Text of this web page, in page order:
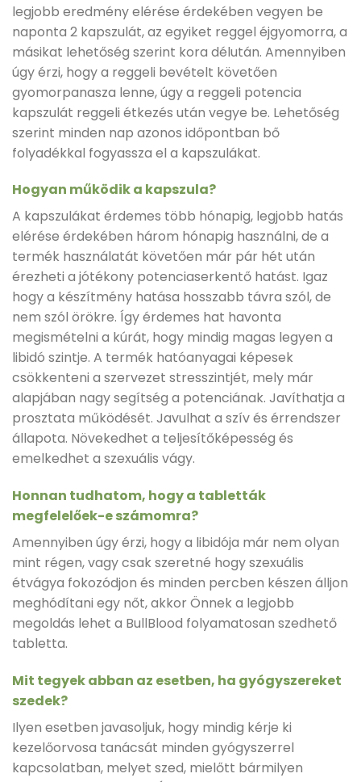
legjobb eredmény elérése érdekében vegyen be
naponta 2 kapszulát, az egyiket reggel éjgyomorra, a
másikat lehetőség szerint kora délután. Amennyiben
úgy érzi, hogy a reggeli bevételt követően
gyomorpanasza lenne, úgy a reggeli potencia
kapszulát reggeli étkezés után vegye be. Lehetőség
szerint minden nap azonos időpontban bő
folyadékkal fogyassza el a kapszulákat.
Hogyan működik a kapszula?
A kapszulákat érdemes több hónapig, legjobb hatás
elérése érdekében három hónapig használni, de a
termék használatát követően már pár hét után
érezheti a jótékony potenciaserkentő hatást. Igaz
hogy a készítmény hatása hosszabb távra szól, de
nem szól örökre. Így érdemes hat havonta
megismételni a kúrát, hogy mindig magas legyen a
libidó szintje. A termék hatóanyagai képesek
csökkenteni a szervezet stresszintjét, mely már
alapjában nagy segítség a potenciának. Javíthatja a
prosztata működését. Javulhat a szív és érrendszer
állapota. Növekedhet a teljesítőképesség és
emelkedhet a szexuális vágy.
Honnan tudhatom, hogy a tabletták
megfelelőek-e számomra?
Amennyiben úgy érzi, hogy a libidója már nem olyan
mint régen, vagy csak szeretné hogy szexuális
étvágya fokozódjon és minden percben készen álljon
meghódítani egy nőt, akkor Önnek a legjobb
megoldás lehet a BullBlood folyamatosan szedhető
tabletta.
Mit tegyek abban az esetben, ha gyógyszereket
szedek?
Ilyen esetben javasoljuk, hogy mindig kérje ki
kezelőorvosa tanácsát minden gyógyszerrel
kapcsolatban, melyet szed, mielőtt bármilyen